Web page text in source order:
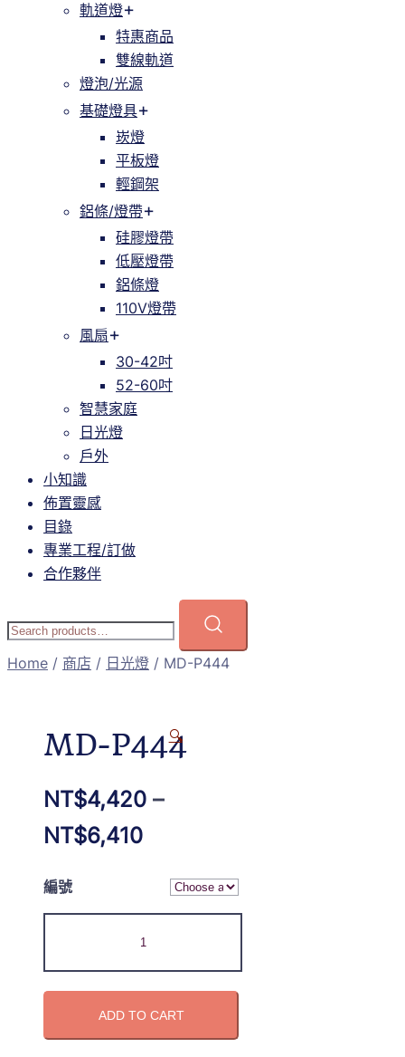
軌道燈
特惠商品
雙線軌道
燈泡/光源
基礎燈具
崁燈
平板燈
輕鋼架
鋁條/燈帶
硅膠燈帶
低壓燈帶
鋁條燈
110V燈帶
風扇
30-42吋
52-60吋
智慧家庭
日光燈
戶外
小知識
佈置靈感
目錄
專業工程/訂做
合作夥伴
Home / 商店 / 日光燈 / MD-P444
🔍
MD-P444
NT$4,420 –
NT$6,410
編號
ADD TO CART